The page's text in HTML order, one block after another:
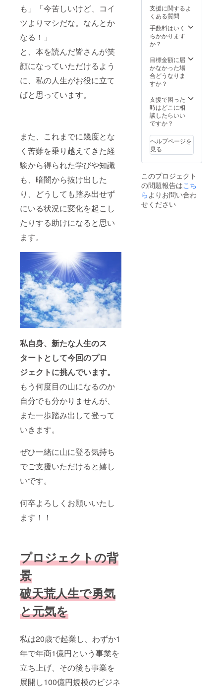
も」「今苦しいけど、コイ
ツよりマシだな。なんとか
なる！」
と、本を読んだ皆さんが笑
顔になっていただけるよう
に、私の人生がお役に立て
ばと思っています。
また、これまでに幾度とな
く苦難を乗り越えてきた経
験から得られた学びや知識
も、暗闇から抜け出した
り、どうしても踏み出せず
にいる状況に変化を起こし
たりする助けになると思い
ます。
私自身、新たな人生のス
タートとして今回のプロ
ジェクトに挑んでいます。
もう何度目の山になるのか
自分でも分かりませんが、
また一歩踏み出して登って
いきます。
ぜひ一緒に山に登る気持ち
でご支援いただけると嬉し
いです。
何卒よろしくお願いいたし
ます！！
プロジェクトの背
景
破天荒人生で勇気
と元気を
私は20歳で起業し、わずか1
年で年商1億円という事業を
立ち上げ、その後も事業を
展開し100億円規模のビジネ
す。
す。 ・
煌熈会
につい
て 月額
5000円
コミュ
ニ
ティー
です。
スター
コース
の実施
日程に
つきま
は、ご
支援者
様と別
途日程
上で決
定いた
しま
す。 ・
につい
て 月額
5000円
の有料
ニ
ティー
です。
・スポ
ンサー
支援に関するよ
くある質問
手数料はいく
らかかります
か？
目標金額に届
かなかった場
合どうなりま
すか？
支援で困った
時はどこに相
談したらいい
ですか？
ヘルプページを
見る
このプロジェクト
の問題報告はこち
らよりお問い合わ
せください